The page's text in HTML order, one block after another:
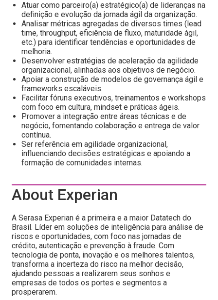
Atuar como parceiro(a) estratégico(a) de lideranças na
definição e evolução da jornada ágil da organização.
Analisar métricas agregadas de diversos times (lead
time, throughput, eficiência de fluxo, maturidade ágil,
etc.) para identificar tendências e oportunidades de
melhoria.
Desenvolver estratégias de aceleração da agilidade
organizacional, alinhadas aos objetivos de negócio.
Apoiar a construção de modelos de governança ágil e
frameworks escaláveis.
Facilitar fóruns executivos, treinamentos e workshops
com foco em cultura, mindset e práticas ágeis.
Promover a integração entre áreas técnicas e de
negócio, fomentando colaboração e entrega de valor
contínua.
Ser referência em agilidade organizacional,
influenciando decisões estratégicas e apoiando a
formação de comunidades internas.
About Experian
A Serasa Experian é a primeira e a maior Datatech do
Brasil. Líder em soluções de inteligência para análise de
riscos e oportunidades, com foco nas jornadas de
crédito, autenticação e prevenção à fraude. Com
tecnologia de ponta, inovação e os melhores talentos,
transforma a incerteza do risco na melhor decisão,
ajudando pessoas a realizarem seus sonhos e
empresas de todos os portes e segmentos a
prosperarem.